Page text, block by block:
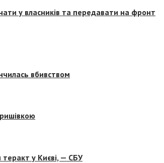
у власників та передавати на фронт
вбивством
теракт у Києві, — СБУ